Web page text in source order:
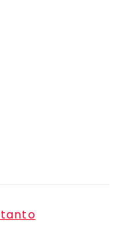
tanto